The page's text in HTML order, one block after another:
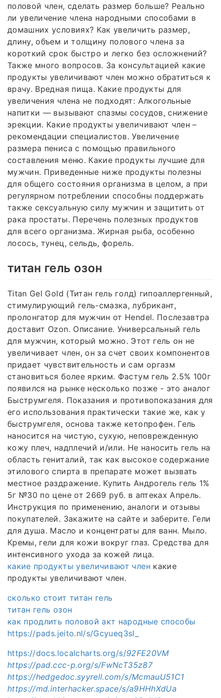
половой член, сделать размер больше? Реально
ли увеличение члена народными способами в
домашних условиях? Как увеличить размер,
длину, объем и толщину полового члена за
короткий срок быстро и легко без осложнений?
Также много вопросов. За консультацией какие
продукты увеличивают член можно обратиться к
врачу. Вредная пища. Какие продукты для
увеличения члена не подходят: Алкогольные
напитки — вызывают спазмы сосудов, снижение
эрекции. Какие продукты увеличивают член –
рекомендации специалистов. Увеличение
размера пениса с помощью правильного
составления меню. Какие продукты лучшие для
мужчин. Приведенные ниже продукты полезны
для общего состояния организма в целом, а при
регулярном потреблении способны поддержать
также сексуальную силу мужчин и защитить от
рака простаты. Перечень полезных продуктов
для всего организма. Жирная рыба, особенно
лосось, тунец, сельдь, форель.
титан гель озон
Titan Gel Gold (Титан гель голд) гипоаллергенный,
стимулирующий гель-смазка, лубрикант,
пролонгатор для мужчин от Hendel. Послезавтра
доставит Ozon. Описание. Универсальный гель
для мужчин, который можно. Этот гель он не
увеличивает член, он за счет своих компонентов
придает чувствительность и сам оргазм
становиться более ярким. Фастум гель 2.5% 100г
появился на рынке несколько позже - это аналог
Быструмгеля. Показания и противопоказания для
его использования практически такие же, как у
быструмгеля, основа также кетопрофен. Гель
наносится на чистую, сухую, неповрежденную
кожу плеч, надплечий и/или. Не наносить гель на
область гениталий, так как высокое содержание
этилового спирта в препарате может вызвать
местное раздражение. Купить Андрогель гель 1%
5г №30 по цене от 2669 руб. в аптеках Апрель.
Инструкция по применению, аналоги и отзывы
покупателей. Закажите на сайте и заберите. Гели
для душа. Масло и концентраты для ванн. Мыло.
Кремы, гели для кожи вокруг глаз. Средства для
интенсивного ухода за кожей лица.
какие продукты увеличивают член какие
продукты увеличивают член.
сколько стоит титан гель
титан гель озон
как продлить половой акт народные способы
https://pads.jeito.nl/s/Gcyueq3sI_
https://docs.localcharts.org/s/92FE20VM
https://pad.ccc-p.org/s/FwNcT35z87
https://hedgedoc.syyrell.com/s/McmauU51C1
https://md.interhacker.space/s/a9HHhXdUa